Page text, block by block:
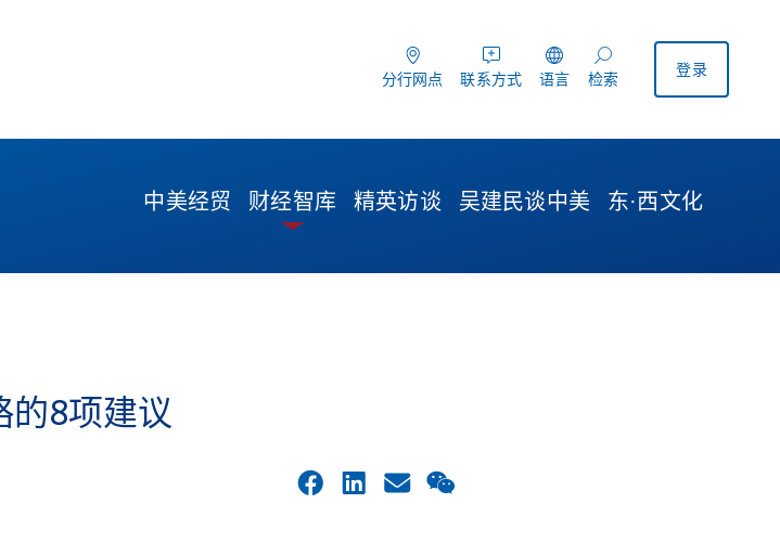
业贷款 menu 分行网点
分行网点 联系方式
联系方式 语言 检索
检索
登录
中美经贸 财经智库 精英访谈 吴建民谈中美 东·西文化
的8项建议